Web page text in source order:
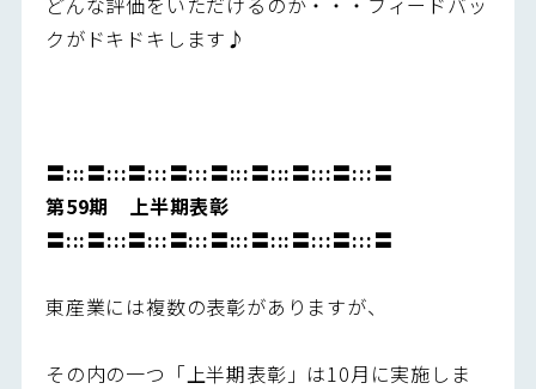
クがドキドキします♪
〓:::〓:::〓:::〓:::〓:::〓:::〓:::〓:::〓
第59期 上半期表彰
〓:::〓:::〓:::〓:::〓:::〓:::〓:::〓:::〓
東産業には複数の表彰がありますが、
その内の一つ「上半期表彰」は10月に実施しま